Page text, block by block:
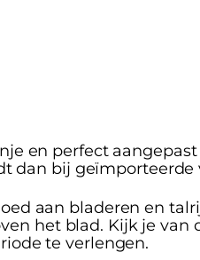
en perfect
dan bij geïmporteerde
aan bladeren en
het blad. Kijk je van
te verlengen.